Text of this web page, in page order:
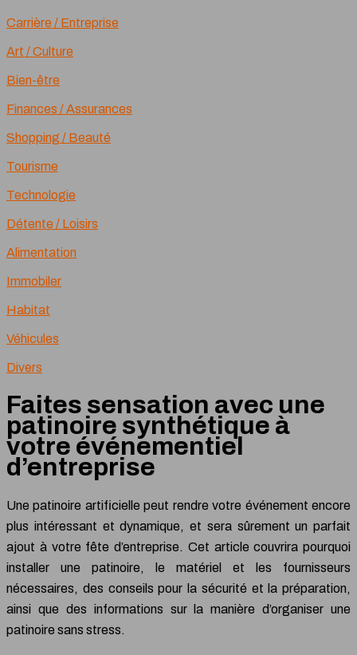
Carrière / Entreprise
Art / Culture
Bien-être
Finances / Assurances
Shopping / Beauté
Tourisme
Technologie
Détente / Loisirs
Alimentation
Immobiler
Habitat
Véhicules
Divers
Faites sensation avec une
patinoire synthétique à
votre événementiel
d’entreprise
Une patinoire artificielle peut rendre votre événement encore
plus intéressant et dynamique, et sera sûrement un parfait
ajout à votre fête d’entreprise. Cet article couvrira pourquoi
installer une patinoire, le matériel et les fournisseurs
nécessaires, des conseils pour la sécurité et la préparation,
ainsi que des informations sur la manière d’organiser une
patinoire sans stress.